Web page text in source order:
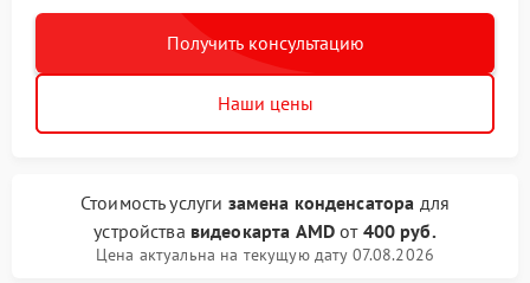
Получить консультацию
Наши цены
Стоимость услуги замена конденсатора для
устройства видеокарта AMDот 400 руб.
Цена актуальна на текущую дату 07.08.2026